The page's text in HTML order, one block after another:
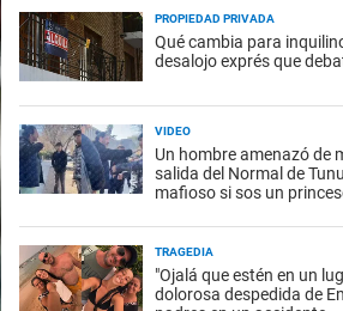
PROPIEDAD PRIVADA
Qué cambia para
desalojo exprés que
VIDEO
Un hombre amenazó de
salida del Normal de
mafioso si sos un
TRAGEDIA
"Ojalá que estén en un
dolorosa despedida de